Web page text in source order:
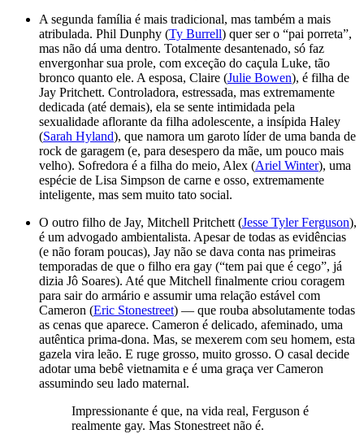
A segunda família é mais tradicional, mas também a mais
atribulada. Phil Dunphy (Ty Burrell) quer ser o “pai porreta”,
mas não dá uma dentro. Totalmente desantenado, só faz
envergonhar sua prole, com exceção do caçula Luke, tão
bronco quanto ele. A esposa, Claire (Julie Bowen), é filha de
Jay Pritchett. Controladora, estressada, mas extremamente
dedicada (até demais), ela se sente intimidada pela
sexualidade aflorante da filha adolescente, a insípida Haley
(Sarah Hyland), que namora um garoto líder de uma banda de
rock de garagem (e, para desespero da mãe, um pouco mais
velho). Sofredora é a filha do meio, Alex (Ariel Winter), uma
espécie de Lisa Simpson de carne e osso, extremamente
inteligente, mas sem muito tato social.
O outro filho de Jay, Mitchell Pritchett (Jesse Tyler Ferguson),
é um advogado ambientalista. Apesar de todas as evidências
(e não foram poucas), Jay não se dava conta nas primeiras
temporadas de que o filho era gay (“tem pai que é cego”, já
dizia Jô Soares). Até que Mitchell finalmente criou coragem
para sair do armário e assumir uma relação estável com
Cameron (Eric Stonestreet) — que rouba absolutamente todas
as cenas que aparece. Cameron é delicado, afeminado, uma
autêntica prima-dona. Mas, se mexerem com seu homem, esta
gazela vira leão. E ruge grosso, muito grosso. O casal decide
adotar uma bebê vietnamita e é uma graça ver Cameron
assumindo seu lado maternal.
Impressionante é que, na vida real, Ferguson é
realmente gay. Mas Stonestreet não é.